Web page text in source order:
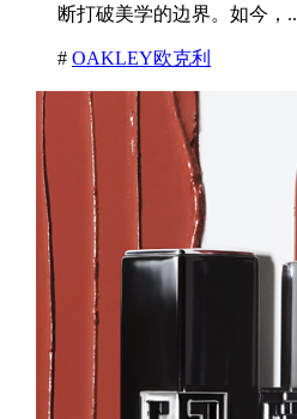
断打破美学的边界。如今，..
# OAKLEY欧克利